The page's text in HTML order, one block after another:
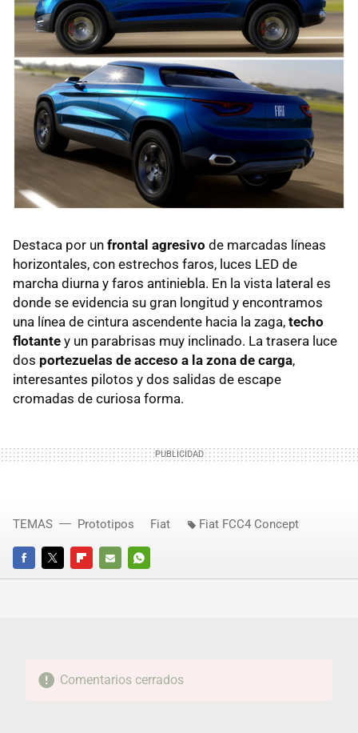
Destaca por un frontal agresivo de marcadas líneas
horizontales, con estrechos faros, luces LED de
marcha diurna y faros antiniebla. En la vista lateral es
donde se evidencia su gran longitud y encontramos
una línea de cintura ascendente hacia la zaga, techo
flotante y un parabrisas muy inclinado. La trasera luce
dos portezuelas de acceso a la zona de carga,
interesantes pilotos y dos salidas de escape
cromadas de curiosa forma.
FACEBOOKTWITTERFLIPBOARD
E-
WHATSAPP
TEMAS Prototipos Fiat Fiat FCC4 Concept
Comentarios cerrados